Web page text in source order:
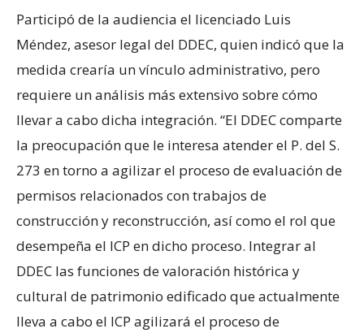
Participó de la audiencia el licenciado Luis
Méndez, asesor legal del DDEC, quien indicó que la
medida crearía un vínculo administrativo, pero
requiere un análisis más extensivo sobre cómo
llevar a cabo dicha integración. “El DDEC comparte
la preocupación que le interesa atender el P. del S.
273 en torno a agilizar el proceso de evaluación de
permisos relacionados con trabajos de
construcción y reconstrucción, así como el rol que
desempeña el ICP en dicho proceso. Integrar al
DDEC las funciones de valoración histórica y
cultural de patrimonio edificado que actualmente
lleva a cabo el ICP agilizará el proceso de